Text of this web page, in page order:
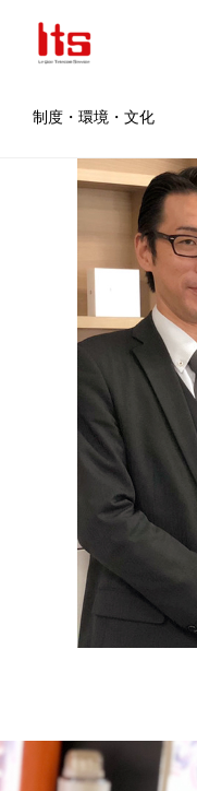
制度・環境・文化